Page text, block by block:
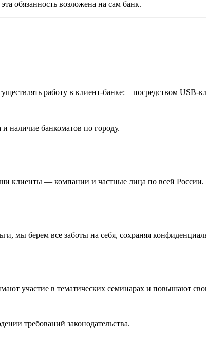
обязанность возложена на сам банк.
работу в клиент-банке: – посредством
наличие банкоматов по городу.
клиенты — компании и частные лица по всей России.
мы берем все заботы на себя, сохраняя
участие в тематических семинарах и повышают
требований законодательства.